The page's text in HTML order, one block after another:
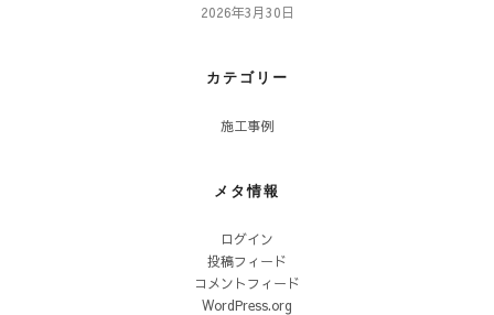
2026年3月30日
カテゴリー
施工事例
メタ情報
ログイン
投稿フィード
コメントフィード
WordPress.org